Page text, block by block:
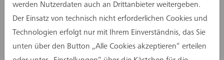
werden Nutzerdaten auch an Drittanbieter weitergeben.
Der Einsatz von technisch nicht erforderlichen Cookies und
Technologien erfolgt nur mit Ihrem Einverständnis, das Sie
unten über den Button „Alle Cookies akzeptieren“ erteilen